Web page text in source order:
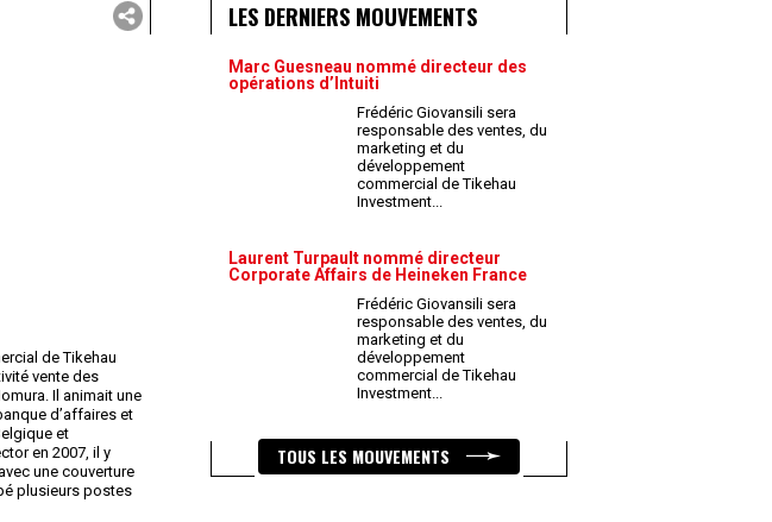
de Tikehau
vente des
Il animait une
d’affaires et
et
en 2007, il y
une couverture
plusieurs postes
LES DERNIERS MOUVEMENTS
Marc Guesneau nommé directeur des
opérations d’Intuiti
Frédéric Giovansili sera
responsable des ventes, du
marketing et du
développement
commercial de Tikehau
Investment...
Laurent Turpault nommé directeur
Corporate Affairs de Heineken France
Frédéric Giovansili sera
responsable des ventes, du
marketing et du
développement
commercial de Tikehau
Investment...
TOUS LES MOUVEMENTS